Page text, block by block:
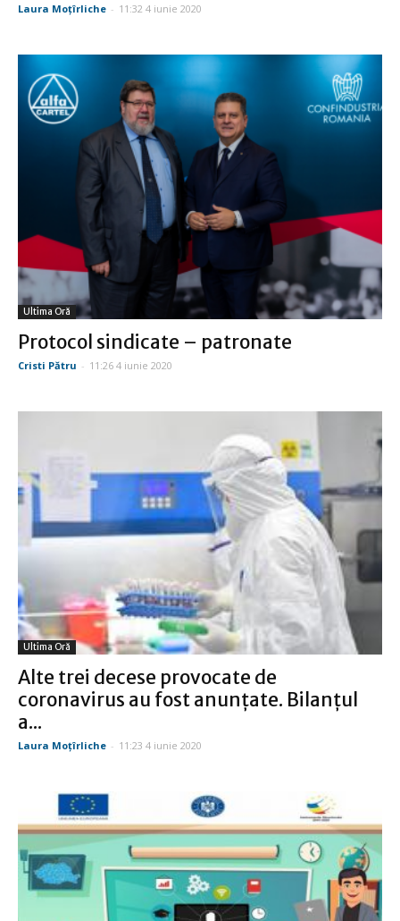
Laura Moţîrliche - 11:32 4 iunie 2020
Ultima Oră
Protocol sindicate – patronate
Cristi Pătru - 11:26 4 iunie 2020
Ultima Oră
Alte trei decese provocate de
coronavirus au fost anunţate. Bilanţul
a...
Laura Moţîrliche - 11:23 4 iunie 2020